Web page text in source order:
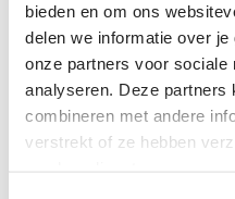
bieden en om ons
delen we informatie over
onze partners voor sociale
analyseren. Deze partners
combineren met andere
verstrekt of ze hebben
Stopfles met adder en